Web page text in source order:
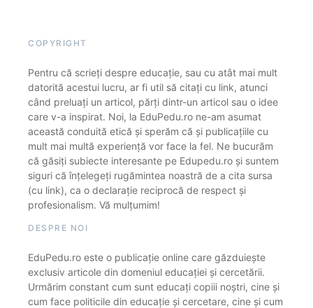
COPYRIGHT
Pentru că scrieți despre educație, sau cu atât mai mult
datorită acestui lucru, ar fi util să citați cu link, atunci
când preluați un articol, părți dintr-un articol sau o idee
care v-a inspirat. Noi, la EduPedu.ro ne-am asumat
această conduită etică și sperăm că și publicațiile cu
mult mai multă experiență vor face la fel. Ne bucurăm
că găsiți subiecte interesante pe Edupedu.ro și suntem
siguri că înțelegeți rugămintea noastră de a cita sursa
(cu link), ca o declarație reciprocă de respect și
profesionalism. Vă mulțumim!
DESPRE NOI
EduPedu.ro este o publicație online care găzduiește
exclusiv articole din domeniul educației și cercetării.
Urmărim constant cum sunt educați copiii noștri, cine și
cum face politicile din educație și cercetare, cine și cum